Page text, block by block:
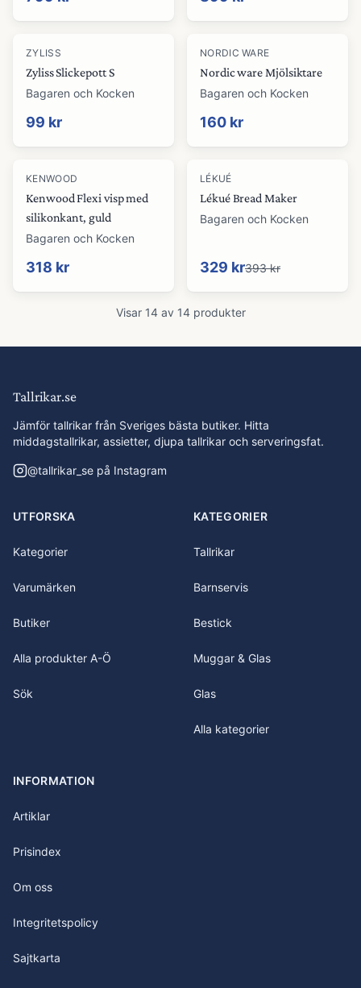
ZYLISS
Zyliss Slickepott S
Bagaren och Kocken
99 kr
NORDIC WARE
Nordic ware Mjölsiktare
Bagaren och Kocken
160 kr
KENWOOD
Kenwood Flexi visp med
silikonkant, guld
Bagaren och Kocken
318 kr
- 16%
LÉKUÉ
Lékué Bread Maker
Bagaren och Kocken
329 kr393 kr
Visar 14av 14produkter
Tallrikar.se
Jämför tallrikar från Sveriges bästa butiker. Hitta
middagstallrikar, assietter, djupa tallrikar och serveringsfat.
@tallrikar_se på Instagram
UTFORSKA
Kategorier
Varumärken
Butiker
Alla produkter A-Ö
Sök
KATEGORIER
Tallrikar
Barnservis
Bestick
Muggar & Glas
Glas
Alla kategorier
INFORMATION
Artiklar
Prisindex
Om oss
Integritetspolicy
Sajtkarta